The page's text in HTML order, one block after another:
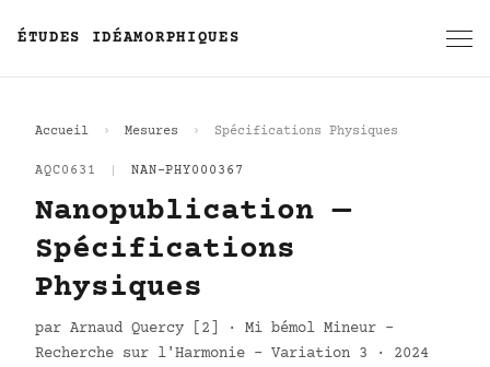
ÉTUDES IDÉAMORPHIQUES
Accueil Mesures Spécifications Physiques
AQC0631 NAN-PHY000367
Nanopublication —
Spécifications
Physiques
par Arnaud Quercy [2] · Mi bémol Mineur -
Recherche sur l'Harmonie - Variation 3 · 2024